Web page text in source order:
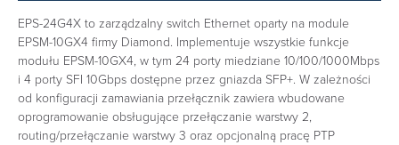
EPS-24G4X to zarządzalny switch Ethernet oparty na module
EPSM-10GX4 firmy Diamond. Implementuje wszystkie funkcje
modułu EPSM-10GX4, w tym 24 porty miedziane 10/100/1000Mbps
i 4 porty SFI 10Gbps dostępne przez gniazda SFP+. W zależności
od konfiguracji zamawiania przełącznik zawiera wbudowane
oprogramowanie obsługujące przełączanie warstwy 2,
routing/przełączanie warstwy 3 oraz opcjonalną pracę PTP